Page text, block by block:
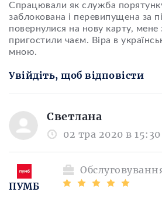
Спрацювали як служба
заблокована і перевипущена за
повернулися на нову карту, мене
пригостили чаєм. Віра в
мною.
Увійдіть, щоб відповісти
Светлана
02 тра 2020 в 15:30
ПУМБ